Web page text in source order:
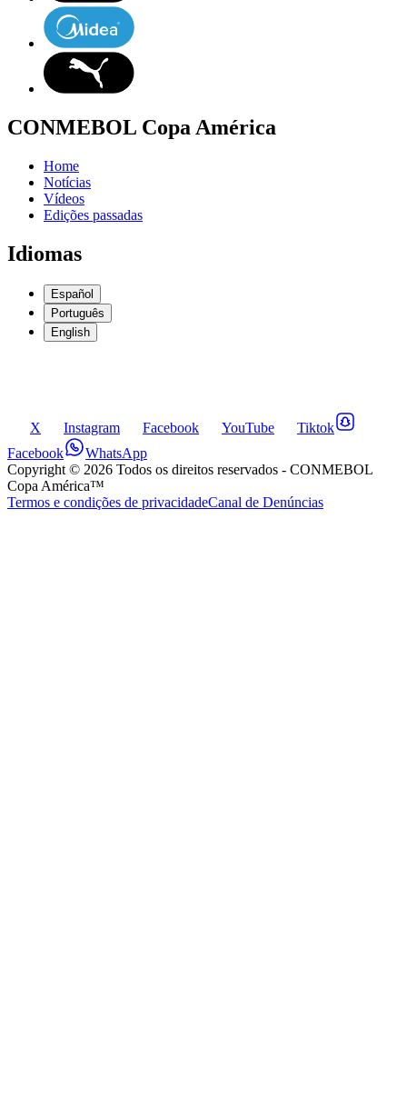
CONMEBOL Copa América
Home
Notícias
Vídeos
Edições passadas
Idiomas
Español
Português
English
X Instagram Facebook YouTube
Tiktok
Facebook
WhatsApp
Copyright © 2026 Todos os direitos reservados - CONMEBOL
Copa América™
Termos e condições de privacidadeCanal de Denúncias